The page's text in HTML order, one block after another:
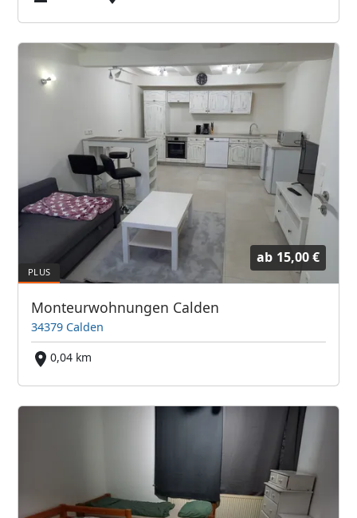
ab 15,00 €
Monteurwohnungen Calden
34379 Calden
0,04 km